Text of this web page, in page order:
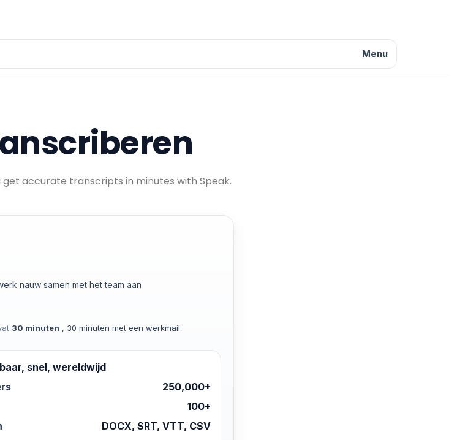
Menu
accurate transcripts in minutes with Speak.
nauw samen met het team aan
30 minuten , 30 minuten met een werkmail.
snel, wereldwijd
250,000+
100+
DOCX, SRT, VTT, CSV